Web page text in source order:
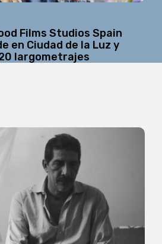
Films Studios Spain
en Ciudad de la Luz y
largometrajes